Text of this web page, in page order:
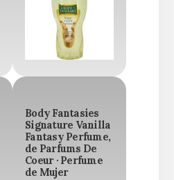
Body Fantasies
Signature Vanilla
Fantasy Perfume,
de Parfums De
Coeur · Perfume
de Mujer